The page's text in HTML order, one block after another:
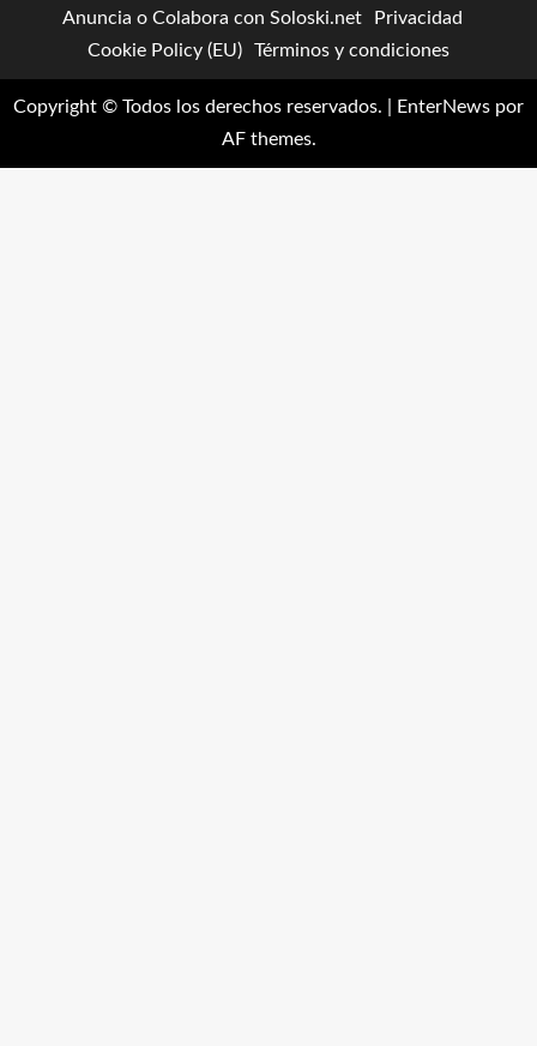
Anuncia o Colabora con Soloski.net
Privacidad
Cookie Policy (EU)
Términos y condiciones
Copyright © Todos los derechos reservados. EnterNews por
AF themes.